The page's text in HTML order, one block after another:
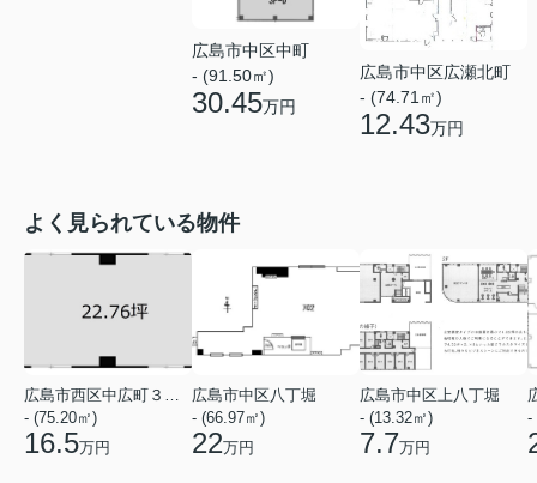
広島市中区中町
- (91.50㎡)
30.45万円
広島市中区広瀬北町
- (74.71㎡)
12.43万円
よく見られている物件
- (75.20㎡)
16.5万円
広島市中区八丁堀
- (66.97㎡)
22万円
広島市中区上八丁堀
- (13.32㎡)
7.7万円
-